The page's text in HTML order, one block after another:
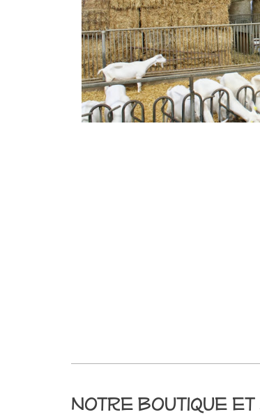
Notre boutique